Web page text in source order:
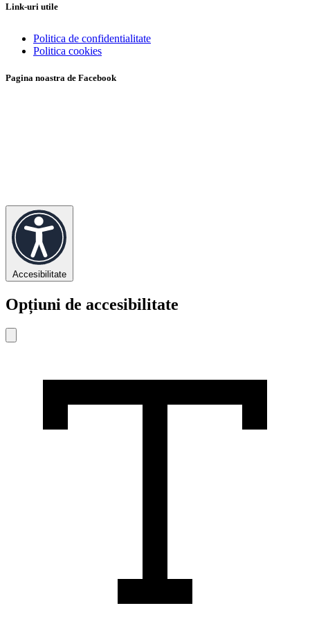
Link-uri utile
Politica de confidentialitate
Politica cookies
Pagina noastra de Facebook
Accesibilitate
Opțiuni de accesibilitate